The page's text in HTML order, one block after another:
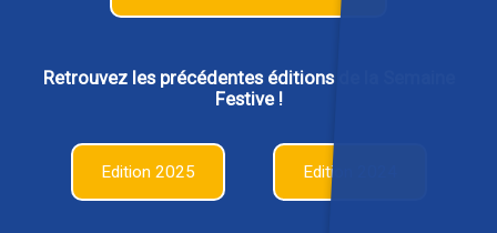
Retrouvez les précédentes éditions de la Semaine
Festive !
Edition 2025 Edition 2024